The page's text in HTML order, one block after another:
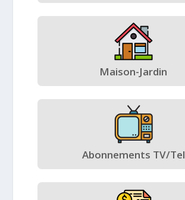
Maison-Jardin
Abonnements TV/Tel